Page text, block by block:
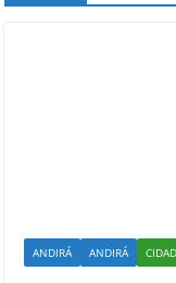
ANDIRÁ ANDIRÁ